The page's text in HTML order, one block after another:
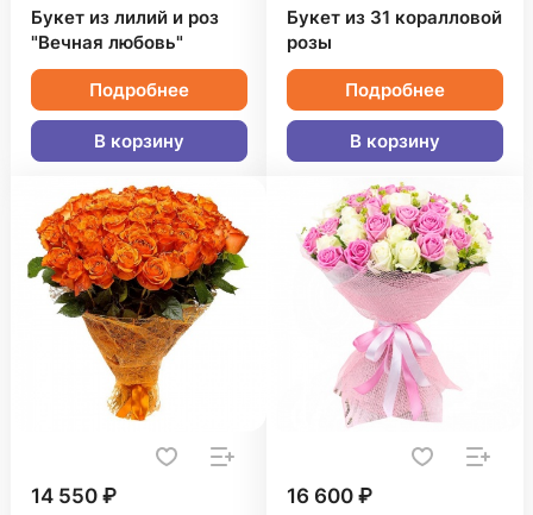
Букет из лилий и роз
"Вечная любовь"
Подробнее
В корзину
Букет из 31 коралловой
розы
Подробнее
В корзину
14 550 ₽ 16 600 ₽